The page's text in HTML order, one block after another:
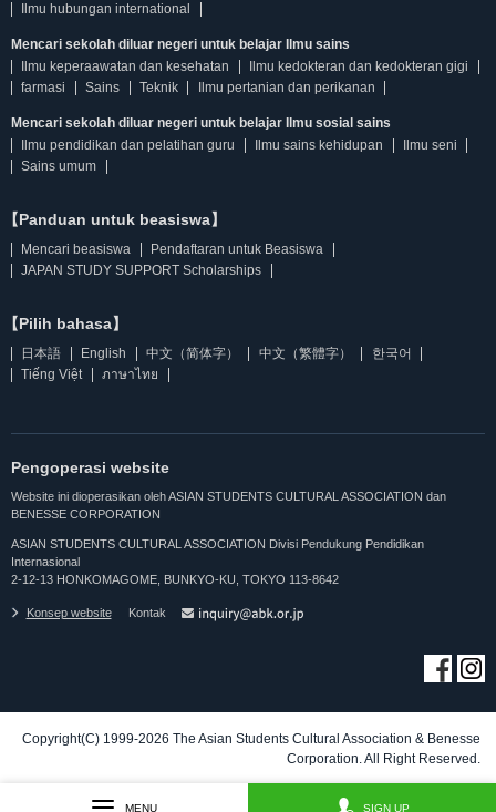
Ilmu hubungan international
Mencari sekolah diluar negeri untuk belajar Ilmu sains
Ilmu keperaawatan dan kesehatan
Ilmu kedokteran dan kedokteran gigi
farmasi
Sains Teknik Ilmu pertanian dan perikanan
Mencari sekolah diluar negeri untuk belajar Ilmu sosial sains
Ilmu pendidikan dan pelatihan guru
Ilmu sains kehidupan
Ilmu seni
Sains umum
【Panduan untuk beasiswa】
Mencari beasiswa
Pendaftaran untuk Beasiswa
JAPAN STUDY SUPPORT Scholarships
【Pilih bahasa】
日本語 English 中文（简体字） 中文（繁體字）
한국어
Tiếng Việt
ภาษาไทย
Pengoperasi website
Website ini dioperasikan oleh ASIAN STUDENTS CULTURAL ASSOCIATION dan
BENESSE CORPORATION
ASIAN STUDENTS CULTURAL ASSOCIATION Divisi Pendukung Pendidikan
Internasional
2-12-13 HONKOMAGOME, BUNKYO-KU, TOKYO 113-8642
Konsep website Kontak
Copyright(C) 1999-2026 The Asian Students Cultural Association & Benesse
Corporation. All Right Reserved.
MENU SIGN UP